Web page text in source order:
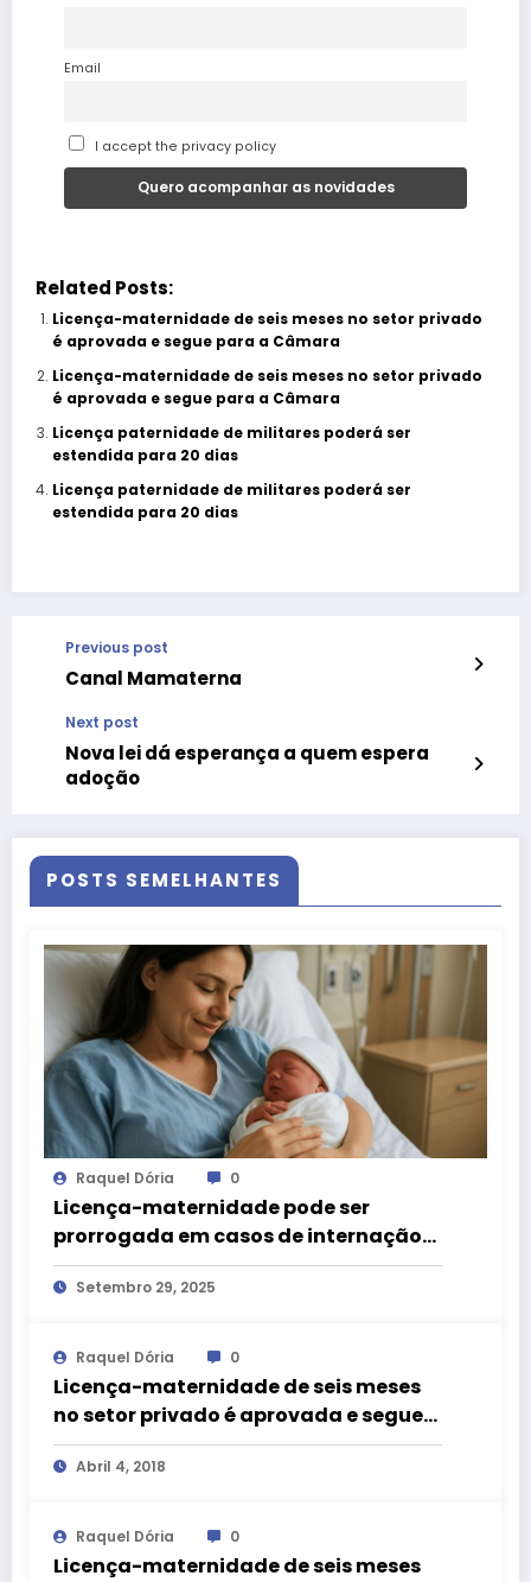
Email
I accept the privacy policy
Related Posts:
Licença-maternidade de seis meses no setor privado
é aprovada e segue para a Câmara
Licença-maternidade de seis meses no setor privado
é aprovada e segue para a Câmara
Licença paternidade de militares poderá ser
estendida para 20 dias
Licença paternidade de militares poderá ser
estendida para 20 dias
Previous post
Canal Mamaterna
Next post
Nova lei dá esperança a quem espera
adoção
POSTS SEMELHANTES
Raquel Dória 0
Licença-maternidade pode ser
prorrogada em casos de internação
pós-parto
Setembro 29, 2025
Raquel Dória 0
Licença-maternidade de seis meses
no setor privado é aprovada e segue
para a Câmara
Abril 4, 2018
Raquel Dória 0
Licença-maternidade de seis meses